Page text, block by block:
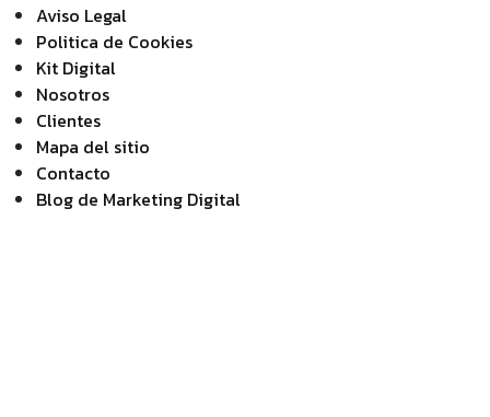
Aviso Legal
Politica de Cookies
Kit Digital
Nosotros
Clientes
Mapa del sitio
Contacto
Blog de Marketing Digital